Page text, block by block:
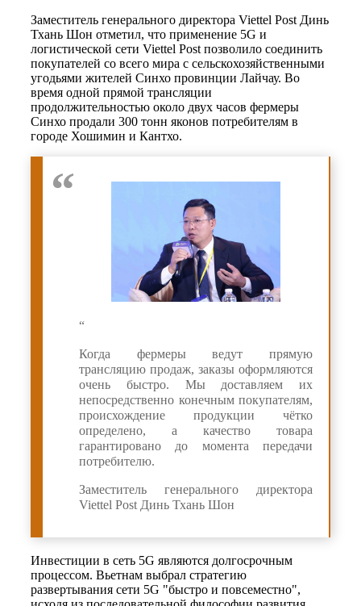
Заместитель генерального директора Viettel Post Динь
Тхань Шон отметил, что применение 5G и
логистической сети Viettel Post позволило соединить
покупателей со всего мира с сельскохозяйственными
угодьями жителей Синхо провинции Лайчау. Во
время одной прямой трансляции
продолжительностью около двух часов фермеры
Синхо продали 300 тонн яконов потребителям в
городе Хошимин и Кантхо.
“
Когда фермеры ведут прямую
трансляцию продаж, заказы оформляются
очень быстро. Мы доставляем их
непосредственно конечным покупателям,
происхождение продукции чётко
определено, а качество товара
гарантировано до момента передачи
потребителю.
Заместитель генерального директора
Viettel Post Динь Тхань Шон
Инвестиции в сеть 5G являются долгосрочным
процессом. Вьетнам выбрал стратегию
развертывания сети 5G "быстро и повсеместно",